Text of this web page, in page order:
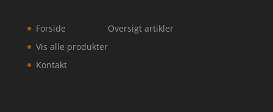
Forside
Vis alle produkter
Kontakt
Oversigt artikler